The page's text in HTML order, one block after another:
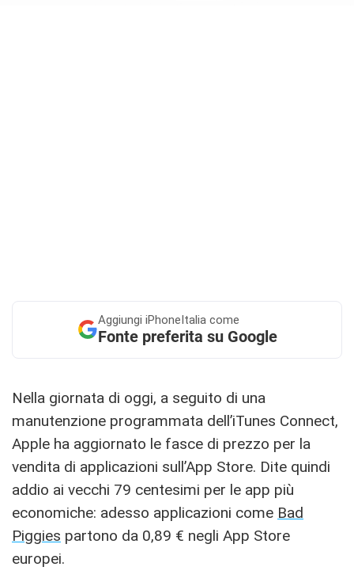
Aggiungi iPhoneItalia come
Fonte preferita su Google
Nella giornata di oggi, a seguito di una
manutenzione programmata dell’iTunes Connect,
Apple ha aggiornato le fasce di prezzo per la
vendita di applicazioni sull’App Store. Dite quindi
addio ai vecchi 79 centesimi per le app più
economiche: adesso applicazioni come Bad
Piggies partono da 0,89 € negli App Store
europei.